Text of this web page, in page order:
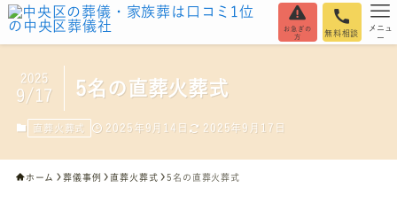
お急ぎの
方
無料相談
メニュ
ー
5名の直葬火葬式
2025
9/17
直葬火葬式 2025年9月14日 2025年9月17日
ホーム 葬儀事例 直葬火葬式 5名の直葬火葬式